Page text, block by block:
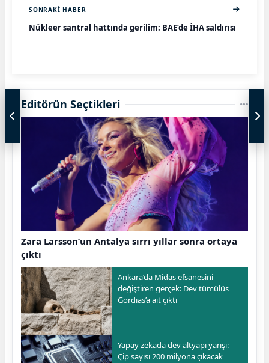
SONRAKI HABER
Nükleer santral hattında gerilim: BAE’de İHA saldırısı
Editörün Seçtikleri
Zara Larsson’un Antalya sırrı yıllar sonra ortaya
çıktı
Ankara’da Midas efsanesini
değiştiren gerçek: Dev tümülüs
Gordias’a ait çıktı
Yapay zekada dev altyapı yarışı:
Çip sayısı 200 milyona çıkacak